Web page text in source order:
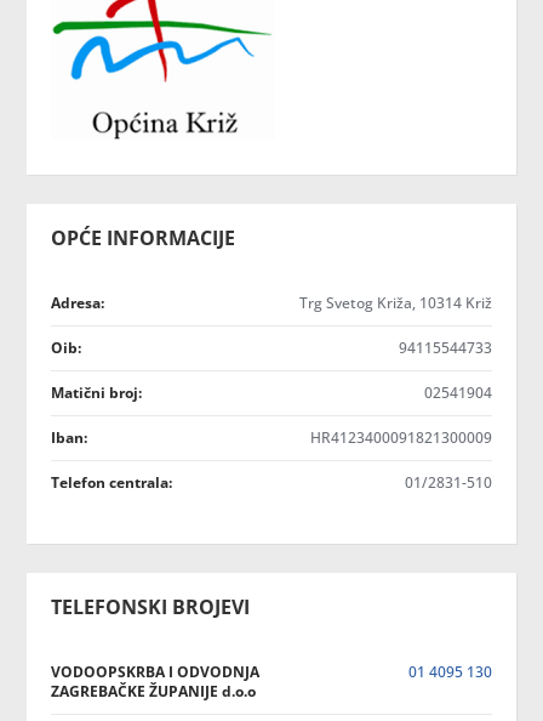
OPĆE INFORMACIJE
Adresa: Trg Svetog Križa, 10314 Križ
Oib: 94115544733
Matični broj: 02541904
Iban: HR4123400091821300009
Telefon centrala: 01/2831-510
TELEFONSKI BROJEVI
VODOOPSKRBA I ODVODNJA
ZAGREBAČKE ŽUPANIJE d.o.o
01 4095 130